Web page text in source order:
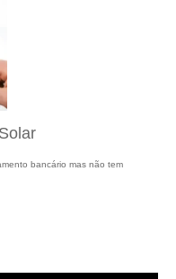
bancário mas não tem